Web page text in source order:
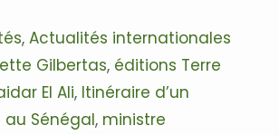
,Actualités internationales
Gilbertas, éditions Terre
El Ali, Itinéraire d’un
Sénégal, ministre